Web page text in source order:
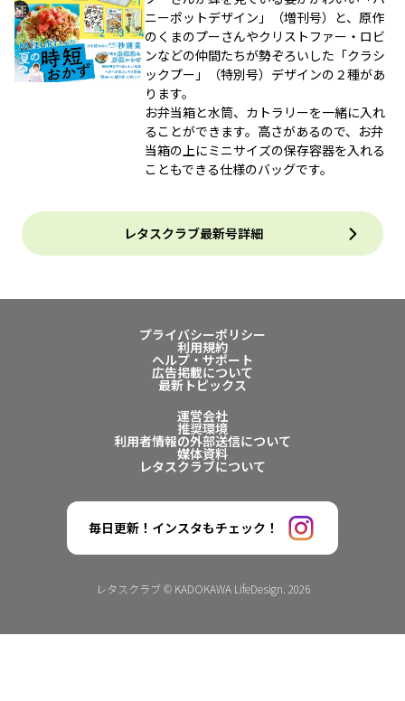
ニーポットデザイン」（増刊号）と、原作
のくまのプーさんやクリストファー・ロビ
ンなどの仲間たちが勢ぞろいした「クラシ
ックプー」（特別号）デザインの２種があ
ります。
お弁当箱と水筒、カトラリーを一緒に入れ
ることができます。高さがあるので、お弁
当箱の上にミニサイズの保存容器を入れる
こともできる仕様のバッグです。
レタスクラブ最新号詳細
プライバシーポリシー
利用規約
ヘルプ・サポート
広告掲載について
最新トピックス
運営会社
推奨環境
利用者情報の外部送信について
媒体資料
レタスクラブについて
毎日更新！インスタもチェック！
レタスクラブ © KADOKAWA LifeDesign. 2026